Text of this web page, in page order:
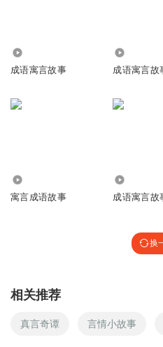
菜感觉call吉里吉里
乐源泉哈哈哈哈哈哈笑道……
成语寓言故事 成语寓言故
寓言成语故事 成语寓言故
换
相关推荐
真言奇谭 言情小故事